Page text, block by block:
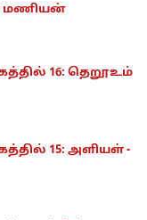
மணியன்
16: தெறூஉம்
15: அளியள் -